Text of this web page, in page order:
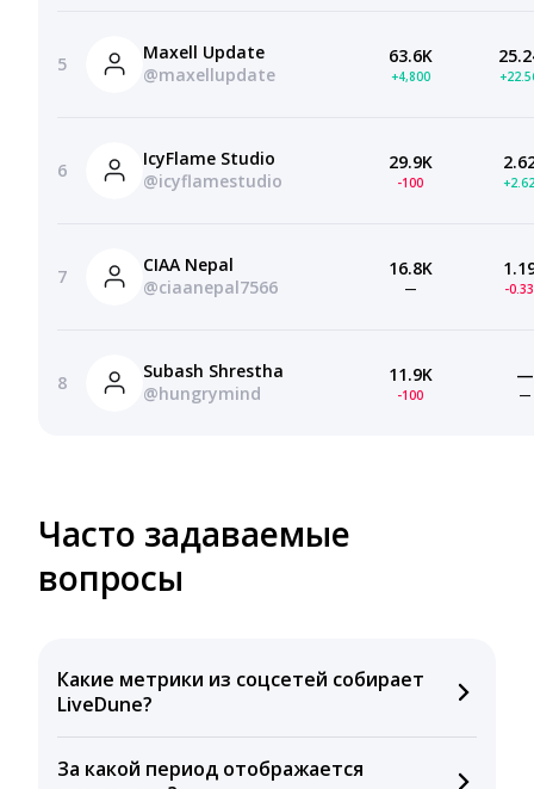
5
Maxell Update
@maxellupdate
63.6K
+4,800
6
IcyFlame Studio
@icyflamestudio
29.9K
-100
7
CIAA Nepal
@ciaanepal7566
16.8K
— -
8
Subash Shrestha
@hungrymind
11.9K
-100
—
—
Часто задаваемые
вопросы
Какие метрики из соцсетей собирает
LiveDune?
комментариев, кликов, репостов, охватов и
За какой период отображается